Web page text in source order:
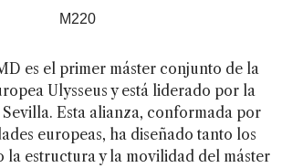
M220
es el primer máster conjunto de la
Ulysseus y está liderado por la
Esta alianza, conformada por
europeas, ha diseñado tanto los
la estructura y la movilidad del máster